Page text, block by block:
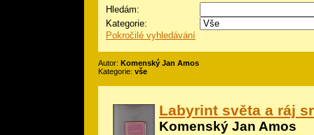
Hledám:
Kategorie:
Pokročilé vyhledávání
Autor: Komenský Jan Amos
Kategorie: vše
Labyrint světa a ráj
Komenský Jan Amos